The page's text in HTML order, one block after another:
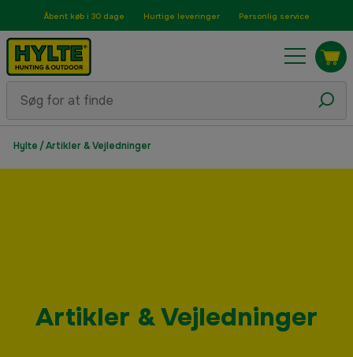
Åbent køb i 30 dage Hurtige leveringer Personlig service
Hylte /Artikler & Vejledninger
Artikler & Vejledninger